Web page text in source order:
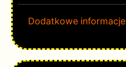
Dodatkowe informacje